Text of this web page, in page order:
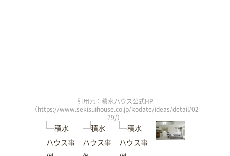
引用元：積水ハウス公式HP
（https://www.sekisuihouse.co.jp/kodate/ideas/detail/02
79/）